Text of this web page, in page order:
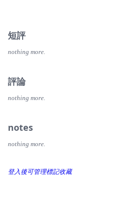
登入後可管理標記收藏
短評
nothing more.
評論
nothing more.
notes
nothing more.